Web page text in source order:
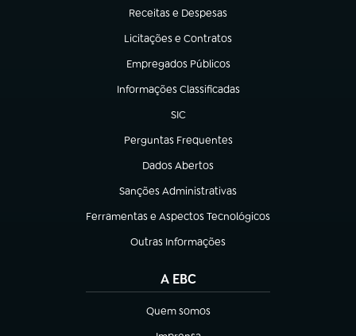
Receitas e Despesas
(abre em nova aba)
Licitações e Contratos
(abre em nova aba)
Empregados Públicos
(abre em nova aba)
Informações Classificadas
(abre em nova aba)
SIC
(abre em nova aba)
Perguntas Frequentes
(abre em nova aba)
Dados Abertos
(abre em nova aba)
Sanções Administrativas
(abre em nova aba)
Ferramentas e Aspectos Tecnológicos
(abre em nova aba)
Outras Informações
(abre em nova aba)
A EBC
Quem somos
(abre em nova aba)